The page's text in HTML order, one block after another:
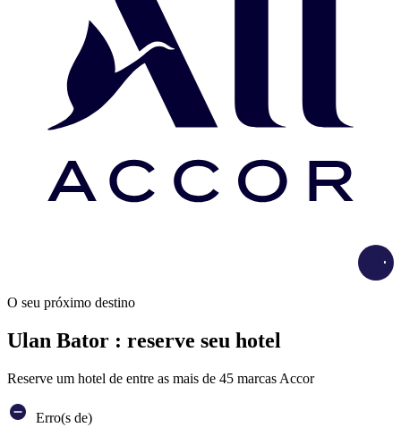
O seu próximo destino
Ulan Bator : reserve seu hotel
Reserve um hotel de entre as mais de 45 marcas Accor
Erro(s de)